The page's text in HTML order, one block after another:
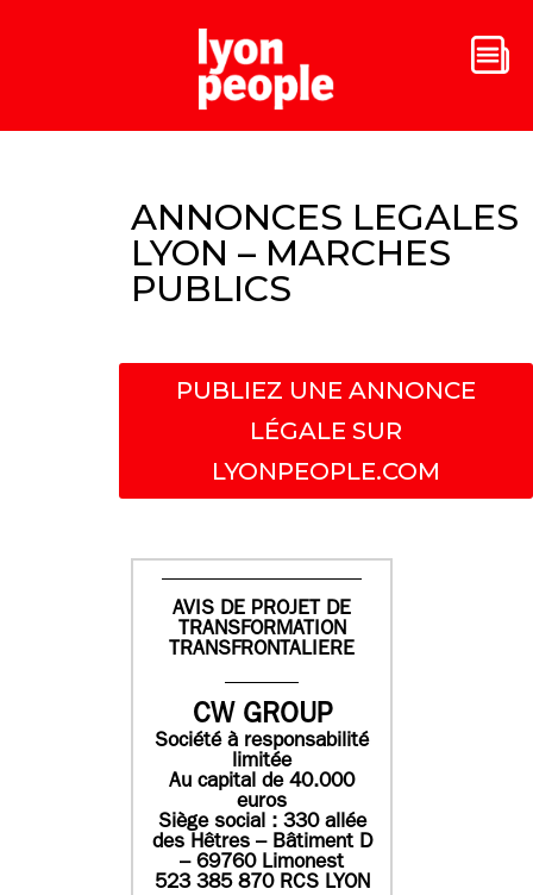
ANNONCES LEGALES
LYON – MARCHES
PUBLICS
PUBLIEZ UNE ANNONCE
LÉGALE SUR
LYONPEOPLE.COM
AVIS DE PROJET DE
TRANSFORMATION
TRANSFRONTALIERE
CW GROUP
Société à responsabilité
limitée
Au capital de 40.000
euros
Siège social : 330 allée
des Hêtres – Bâtiment D
– 69760 Limonest
523 385 870 RCS LYON